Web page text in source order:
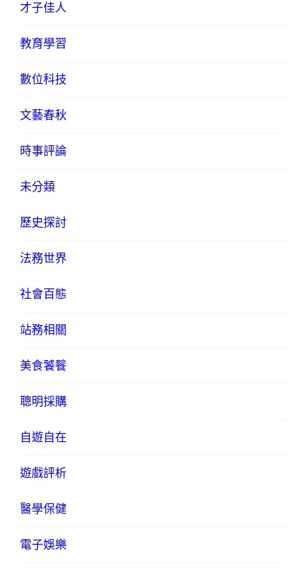
才子佳人
教育學習
數位科技
文藝春秋
時事評論
未分類
歷史探討
法務世界
社會百態
站務相關
美食饕餮
聰明採購
自遊自在
遊戲評析
醫學保健
電子娛樂